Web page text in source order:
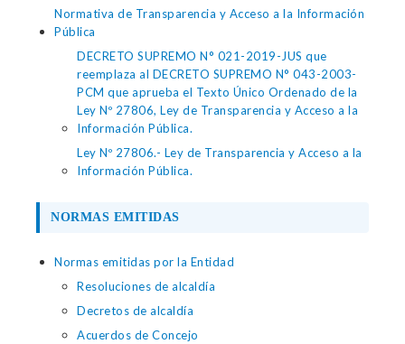
Normativa de Transparencia y Acceso a la Información
Pública
DECRETO SUPREMO N° 021-2019-JUS que
reemplaza al DECRETO SUPREMO N° 043-2003-
PCM que aprueba el Texto Único Ordenado de la
Ley Nº 27806, Ley de Transparencia y Acceso a la
Información Pública.
Ley Nº 27806.- Ley de Transparencia y Acceso a la
Información Pública.
NORMAS EMITIDAS
Normas emitidas por la Entidad
Resoluciones de alcaldía
Decretos de alcaldía
Acuerdos de Concejo